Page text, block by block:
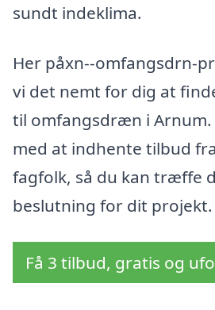
sundt indeklima.
Her påxn--omfangsdrn-
vi det nemt for dig at
til omfangsdræn i
med at indhente tilbud
fagfolk, så du kan træffe
beslutning for dit projekt.
Få 3 tilbud, gratis og